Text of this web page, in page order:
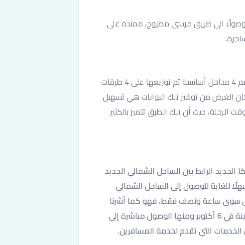
الكيلو 21 من مدينة العجمي وصولًا الى طريق مرسى مطروح، ممتدة على
يمتد حوالي 140 كيلو متر من القاهرة، فمدينة الساحل الشمالي تضم 4 مداخل أساسية تم توزيعها على 4 طرقات
وطريق مرسى مطروح، وكان الغرض من توفير تلك البوابات هي تسهيل
حيث أن تلك الطرق تتميز بالكثير
الرابط بين الساحل الشمالي الجديد
للغاية للوصول إلى الساحل الشمالي
سوى ساعة ونصف فقط، فهو كما أشرنا
يبعد حوالي 140 كيلو متر عن مدينة القاهرة وصولًا إلى ميدان جهينة في 6 أكتوبر ومنها الوصول مباشرة إلى
التي تقدم لخدمة المسافرين.